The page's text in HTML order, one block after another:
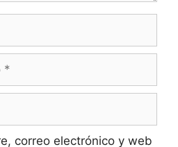
correo electrónico y web